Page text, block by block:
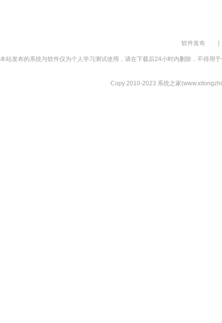
软件发布
本站发布的系统与软件仅为个人学习测试使用，请在下载后24小时内删除，不得用
Copy 2010-2023 系统之家